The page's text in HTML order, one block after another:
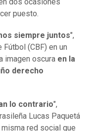
dos ocasiones
puesto.
siempre juntos",
(CBF) en un
imagen oscura en la
derecho
lo contrario",
Lucas Paquetá
red social que